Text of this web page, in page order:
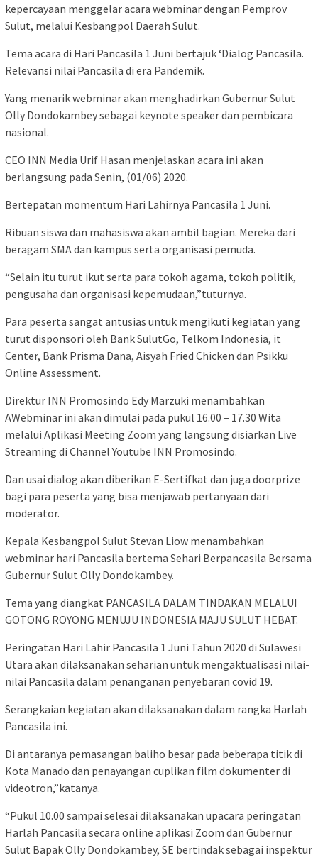
kepercayaan menggelar acara webminar dengan Pemprov
Sulut, melalui Kesbangpol Daerah Sulut.
Tema acara di Hari Pancasila 1 Juni bertajuk ‘Dialog Pancasila.
Relevansi nilai Pancasila di era Pandemik.
Yang menarik webminar akan menghadirkan Gubernur Sulut
Olly Dondokambey sebagai keynote speaker dan pembicara
nasional.
CEO INN Media Urif Hasan menjelaskan acara ini akan
berlangsung pada Senin, (01/06) 2020.
Bertepatan momentum Hari Lahirnya Pancasila 1 Juni.
Ribuan siswa dan mahasiswa akan ambil bagian. Mereka dari
beragam SMA dan kampus serta organisasi pemuda.
“Selain itu turut ikut serta para tokoh agama, tokoh politik,
pengusaha dan organisasi kepemudaan,”tuturnya.
Para peserta sangat antusias untuk mengikuti kegiatan yang
turut disponsori oleh Bank SulutGo, Telkom Indonesia, it
Center, Bank Prisma Dana, Aisyah Fried Chicken dan Psikku
Online Assessment.
Direktur INN Promosindo Edy Marzuki menambahkan
AWebminar ini akan dimulai pada pukul 16.00 – 17.30 Wita
melalui Aplikasi Meeting Zoom yang langsung disiarkan Live
Streaming di Channel Youtube INN Promosindo.
Dan usai dialog akan diberikan E-Sertifkat dan juga doorprize
bagi para peserta yang bisa menjawab pertanyaan dari
moderator.
Kepala Kesbangpol Sulut Stevan Liow menambahkan
webminar hari Pancasila bertema Sehari Berpancasila Bersama
Gubernur Sulut Olly Dondokambey.
Tema yang diangkat PANCASILA DALAM TINDAKAN MELALUI
GOTONG ROYONG MENUJU INDONESIA MAJU SULUT HEBAT.
Peringatan Hari Lahir Pancasila 1 Juni Tahun 2020 di Sulawesi
Utara akan dilaksanakan seharian untuk mengaktualisasi nilai-
nilai Pancasila dalam penanganan penyebaran covid 19.
Serangkaian kegiatan akan dilaksanakan dalam rangka Harlah
Pancasila ini.
Di antaranya pemasangan baliho besar pada beberapa titik di
Kota Manado dan penayangan cuplikan film dokumenter di
videotron,”katanya.
“Pukul 10.00 sampai selesai dilaksanakan upacara peringatan
Harlah Pancasila secara online aplikasi Zoom dan Gubernur
Sulut Bapak Olly Dondokambey, SE bertindak sebagai inspektur